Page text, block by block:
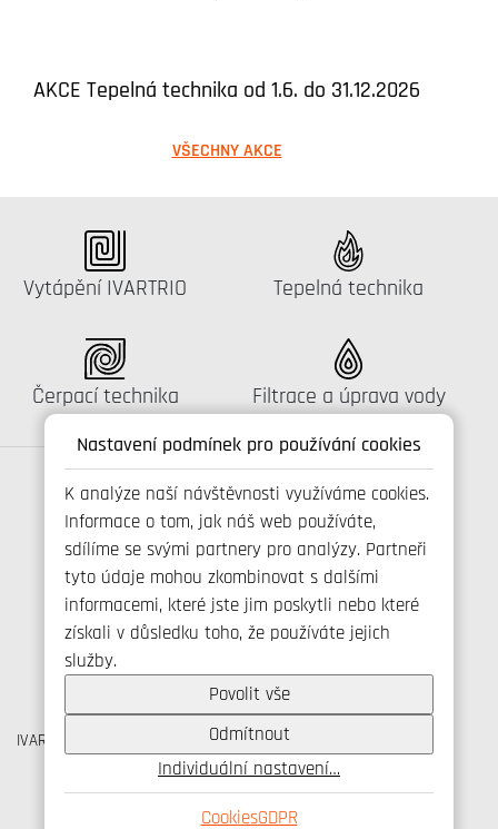
Nastavení podmínek pro používání cookies
K analýze naší návštěvnosti využíváme cookies.
Informace o tom, jak náš web používáte,
sdílíme se svými partnery pro analýzy. Partneři
tyto údaje mohou zkombinovat s dalšími
informacemi, které jste jim poskytli nebo které
získali v důsledku toho, že používáte jejich
služby.
Povolit vše
Odmítnout
Individuální nastavení…
CookiesGDPR
AKCE Tepelná technika od 1.6. do 31.12.2026
VŠECHNY AKCE
Katalog:
Vytápění IVARTRIO Katalog:
Tepelná technika
Katalog:
Čerpací technika Katalog:
Filtrace a úprava vody
Spojte se s námi
+420 800 173 965
Ochrana osobních udajů
Cookies
IVAR CS spol. s r.o., Velvarská 9, Podhořany, 277 51 Nelahozeves
IČO: 45276935 DIČ: CZ45276935